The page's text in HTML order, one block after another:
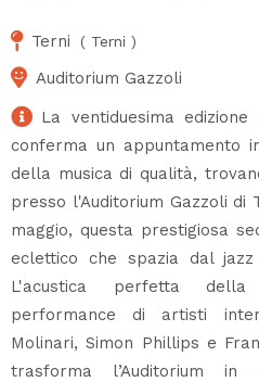
Terni ( Terni )
Auditorium Gazzoli
La ventiduesima edizione
conferma un appuntamento
della musica di qualità,
presso l'Auditorium Gazzoli di
maggio, questa prestigiosa
eclettico che spazia dal
L'acustica perfetta
performance di artisti
Molinari, Simon Phillips e
trasforma l’Auditorium